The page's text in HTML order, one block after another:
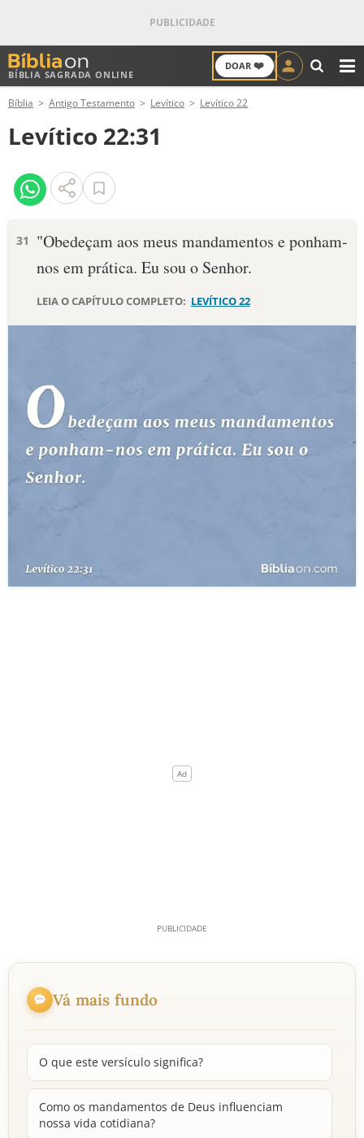
BÍBLIA SAGRADA ONLINE
DOAR ❤️
ANTIGO TESTAMENTO
NOVO TESTAMENTO
VERSÍCULOS
PALAVRA DO DIA
10 MANDAMENTOS
ESTUDOS BÍBLICOS
ESBOÇOS DE PREGAÇÃO
PERGUNTE À BÍBLIA
Bíblia Antigo Testamento Levítico Levítico 22
Levítico 22:31
31
"Obedeçam aos meus mandamentos e ponham-
nos em prática. Eu sou o Senhor.
LEIA O CAPÍTULO COMPLETO: LEVÍTICO 22
Vá mais fundo
O que este versículo significa?
Como os mandamentos de Deus influenciam
nossa vida cotidiana?